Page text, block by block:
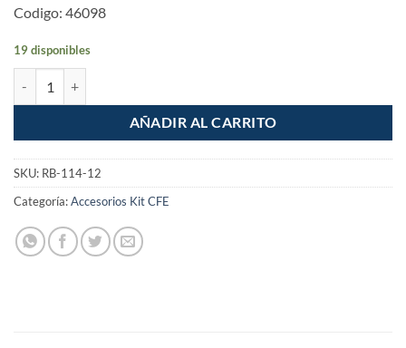
Codigo: 46098
19 disponibles
AÑADIR AL CARRITO
SKU: RB-114-12
Categoría:Accesorios Kit CFE